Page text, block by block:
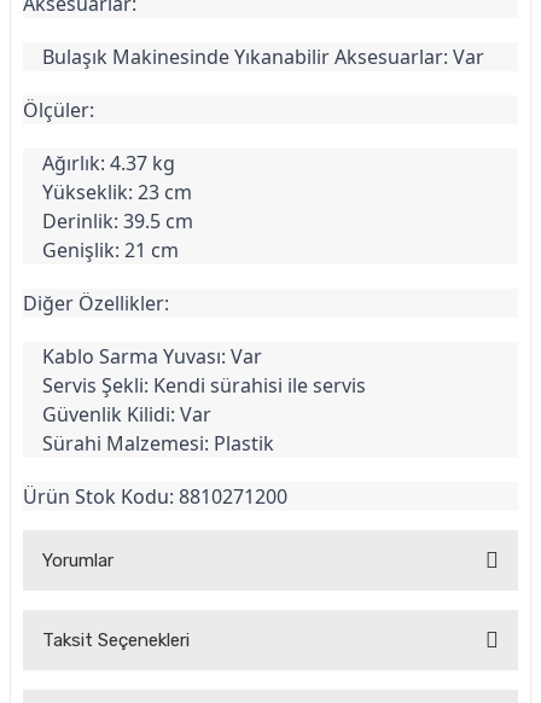
Bulaşık Makinesinde Yıkanabilir Aksesuarlar: Var
Ölçüler:
Ağırlık: 4.37 kg
Yükseklik: 23 cm
Derinlik: 39.5 cm
Genişlik: 21 cm
Diğer Özellikler:
Kablo Sarma Yuvası: Var
Servis Şekli: Kendi sürahisi ile servis
Güvenlik Kilidi: Var
Sürahi Malzemesi: Plastik
Ürün Stok Kodu: 8810271200
Yorumlar
Taksit Seçenekleri